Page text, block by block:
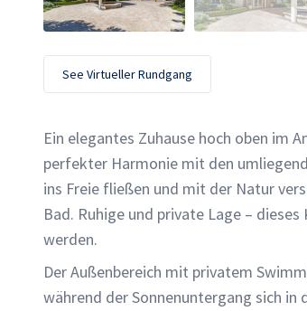
See Virtueller Rundgang
Ein elegantes Zuhause hoch oben im
perfekter Harmonie mit den
ins Freie fließen und mit der Natur
Bad. Ruhige und private Lage –
werden.
Der Außenbereich mit privatem
während der Sonnenuntergang sich